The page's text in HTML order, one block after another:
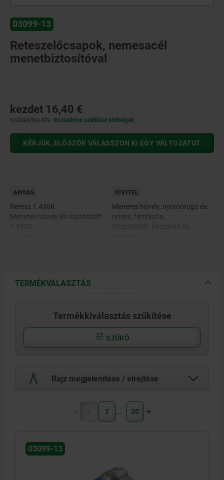
03099-13
Reteszelőcsapok, nemesacél
menetbiztosítóval
kezdet 16,40 €
hozzáértve Áfa hozzáértve szállítási költségek
KÉRJÜK, ELŐSZÖR VÁLASSZON KI EGY VÁLTOZATOT
ANYAG
Retesz 1.4308.
Menetes hüvely és rögzítőstift
KIVITEL
Menetes hüvely, nyomórugó és
retesz, fémtiszta.
TERMÉKVÁLASZTÁS
Termékkiválasztás szűkítése
SZŰRŐ
Rajz megjelenítése / elrejtése
1 2 20
03099-13